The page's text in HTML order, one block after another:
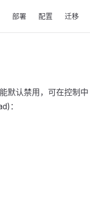
部署 配置 迁移
默认禁用，可在控制中
：